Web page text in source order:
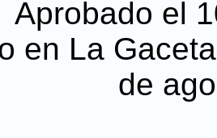
Aprobado el
en La
de